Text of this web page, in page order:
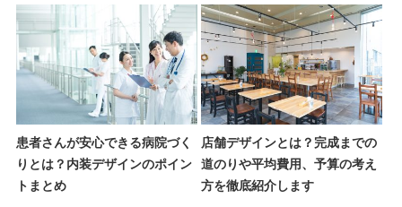
患者さんが安心できる病院づく
りとは？内装デザインのポイン
トまとめ
店舗デザインとは？完成までの
道のりや平均費用、予算の考え
方を徹底紹介します